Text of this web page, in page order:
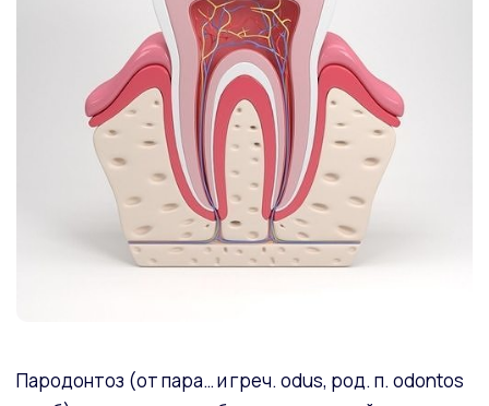
Пародонтоз (от пара… и греч. odus, род. п. odontos